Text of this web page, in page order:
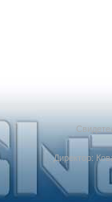
Директор: